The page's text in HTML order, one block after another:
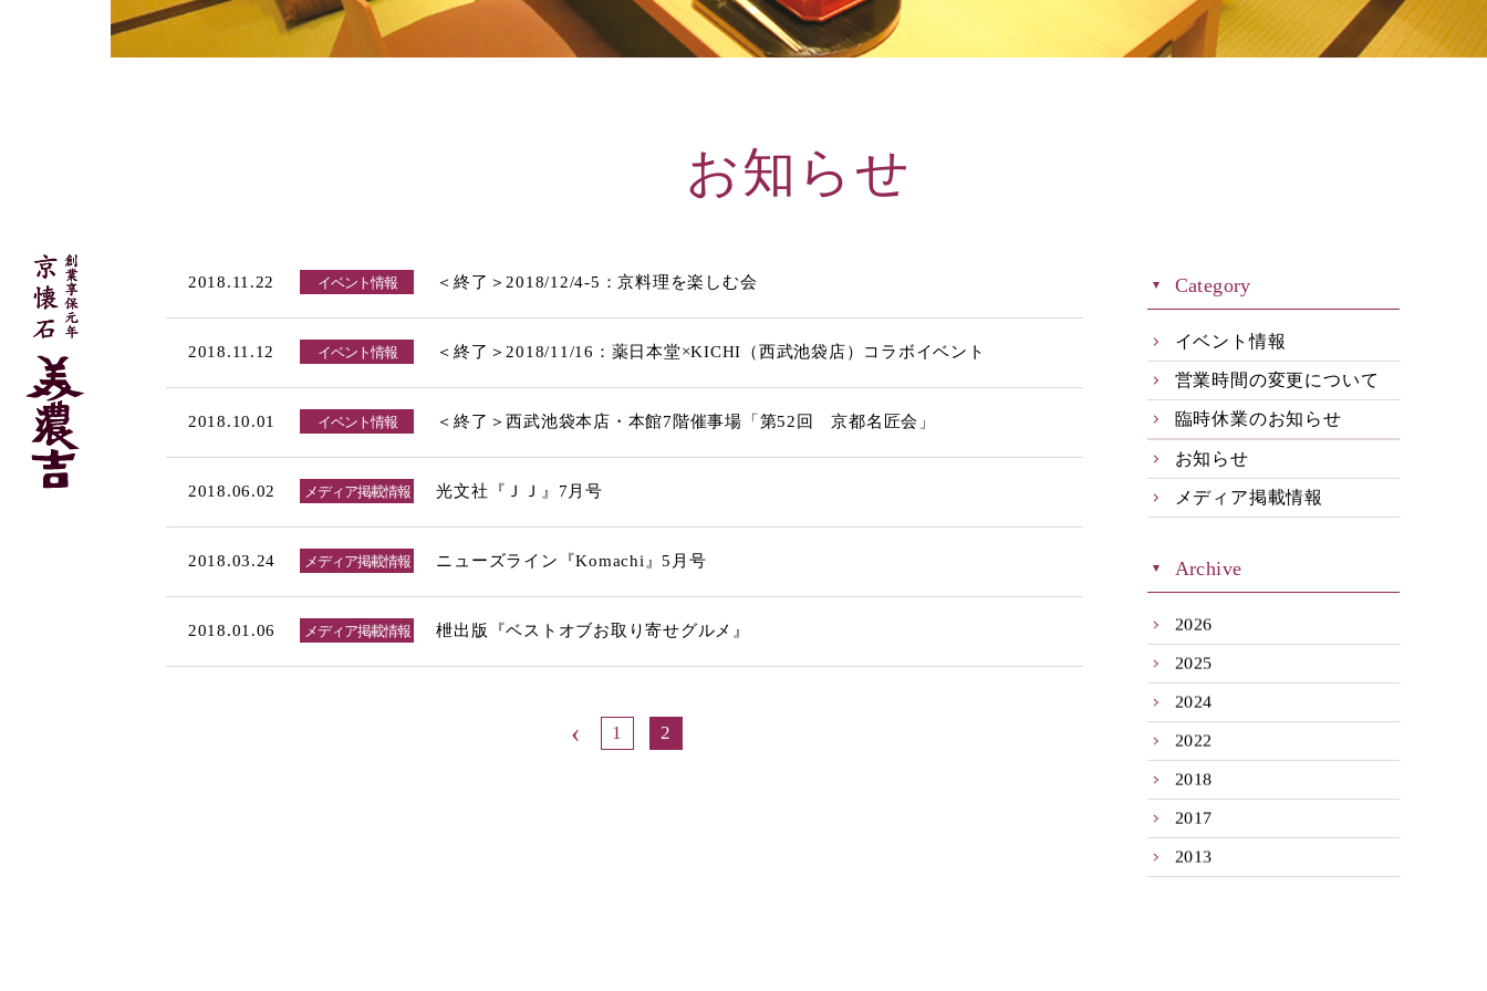
お知らせ
2018.11.22 イベント情報 ＜終了＞2018/12/4-5：京料理を楽しむ会
2018.11.12 イベント情報 ＜終了＞2018/11/16：薬日本堂×KICHI（西武池袋店）コラボイベント
2018.10.01 イベント情報 ＜終了＞西武池袋本店・本館7階催事場「第52回 京都名匠会」
2018.06.02 メディア掲載情報 光文社『ＪＪ』7月号
2018.03.24 メディア掲載情報 ニューズライン『Komachi』5月号
2018.01.06 メディア掲載情報 枻出版『ベストオブお取り寄せグルメ』
‹ 1 2
Category
イベント情報
営業時間の変更について
臨時休業のお知らせ
お知らせ
メディア掲載情報
Archive
2026
2025
2024
2022
2018
2017
2013